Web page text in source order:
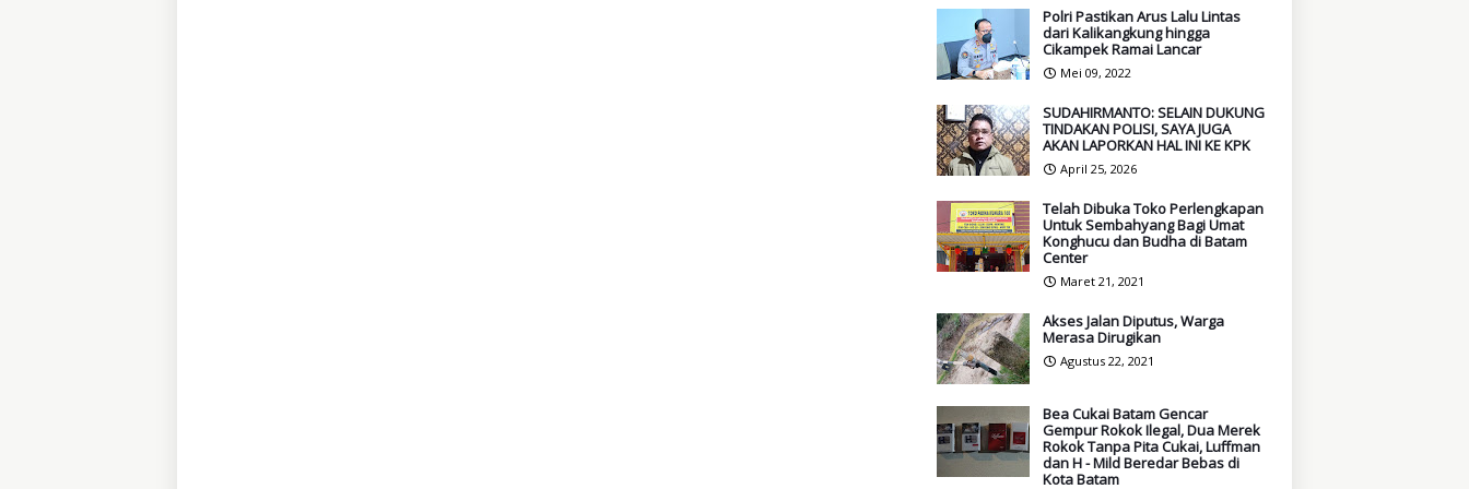
Polri Pastikan Arus Lalu Lintas
dari Kalikangkung hingga
Cikampek Ramai Lancar
Mei 09, 2022
SUDAHIRMANTO: SELAIN DUKUNG
TINDAKAN POLISI, SAYA JUGA
AKAN LAPORKAN HAL INI KE KPK
April 25, 2026
Telah Dibuka Toko Perlengkapan
Untuk Sembahyang Bagi Umat
Konghucu dan Budha di Batam
Center
Maret 21, 2021
Akses Jalan Diputus, Warga
Merasa Dirugikan
Agustus 22, 2021
Bea Cukai Batam Gencar
Gempur Rokok Ilegal, Dua Merek
Rokok Tanpa Pita Cukai, Luffman
dan H - Mild Beredar Bebas di
Kota Batam